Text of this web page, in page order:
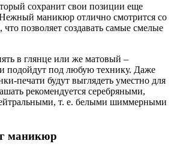
сохранит свои позиции еще
Нежный маникюр отлично смотрится со
позволяет создавать самые смелые
в глянце или же матовый –
подойдут под любую технику. Даже
печати будут выглядеть уместно для
рекомендуется серебряными,
т. е. белыми шиммерными
маникюр